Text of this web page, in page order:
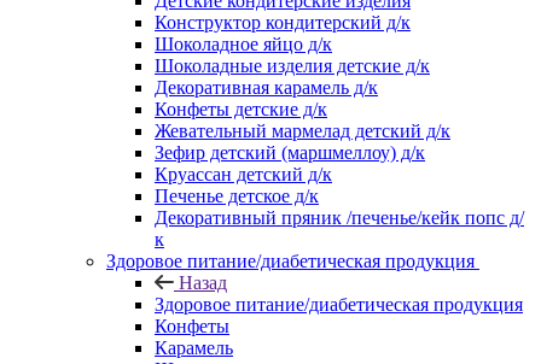
Конструктор кондитерский д/к
Шоколадное яйцо д/к
Шоколадные изделия детские д/к
Декоративная карамель д/к
Конфеты детские д/к
Жевательный мармелад детский д/к
Зефир детский (маршмеллоу) д/к
Круассан детский д/к
Печенье детское д/к
Декоративный пряник /печенье/кейк попс д/
к
Здоровое питание/диабетическая продукция
Назад
Здоровое питание/диабетическая продукция
Конфеты
Карамель